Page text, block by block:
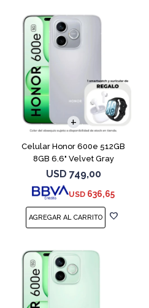
Celular Honor 600e 512GB
8GB 6.6" Velvet Gray
USD 749,00
USD 636,65
COMPARAR